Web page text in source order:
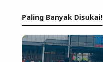
Paling Banyak Disukai!